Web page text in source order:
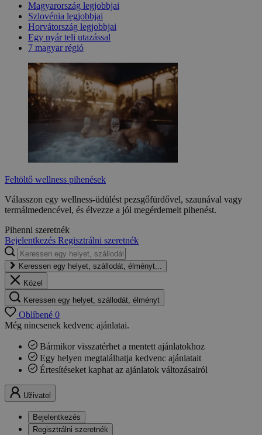
Magyarország legjobbjai
Szlovénia legjobbjai
Horvátország legjobbjai
Egy nyár teli utazással
7 magyar régió
Feltöltő wellness pihenések
Válasszon egy wellness-üdülést pezsgőfürdővel, szaunával vagy
termálmedencével, és élvezze a jól megérdemelt pihenést.
Pihenni szeretnék
Bejelentkezés Regisztrálni szeretnék
Keressen egy helyet, szállodát, élményt...
Közel
Keressen egy helyet, szállodát, élményt
Oblíbené 0
Még nincsenek kedvenc ajánlatai.
Bármikor visszatérhet a mentett ajánlatokhoz
Egy helyen megtalálhatja kedvenc ajánlatait
Értesítéseket kaphat az ajánlatok változásairól
Uživatel
Bejelentkezés
Regisztrálni szeretnék